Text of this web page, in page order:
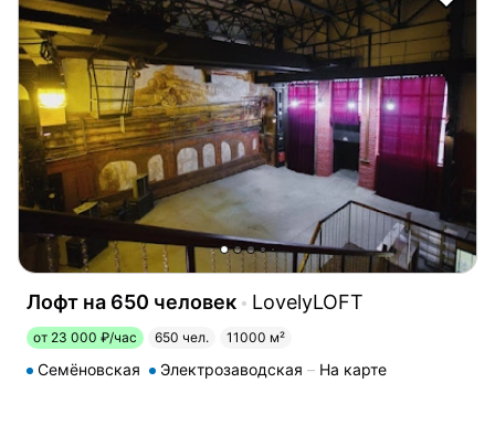
Лофт на 650 человек LovelyLOFT
от 23 000 ₽/час 650 чел. 11000 м²
Семёновская Электрозаводская На карте